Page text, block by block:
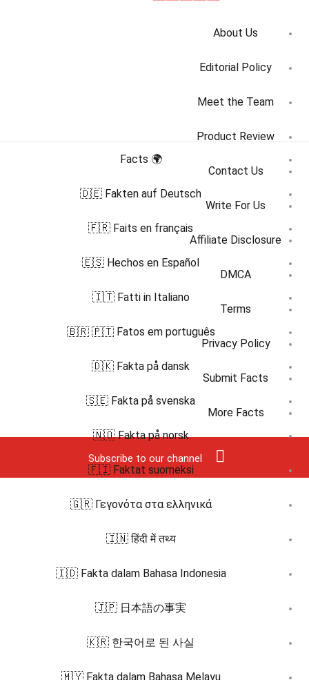
About Us
Editorial Policy
Meet the Team
Product Review
Contact Us
Write For Us
Affiliate Disclosure
DMCA
Terms
Privacy Policy
Submit Facts
More Facts
Subscribe to our channel
🌍 Facts
🇩🇪 Fakten auf Deutsch
🇫🇷 Faits en français
🇪🇸 Hechos en Español
🇮🇹 Fatti in Italiano
🇧🇷 🇵🇹 Fatos em português
🇩🇰 Fakta på dansk
🇸🇪 Fakta på svenska
🇳🇴 Fakta på norsk
🇫🇮 Faktat suomeksi
🇬🇷 Γεγονότα στα ελληνικά
🇮🇳 हिंदी में तथ्य
🇮🇩 Fakta dalam Bahasa Indonesia
🇯🇵 日本語の事実
🇰🇷 한국어로 된 사실
🇲🇾 Fakta dalam Bahasa Melayu